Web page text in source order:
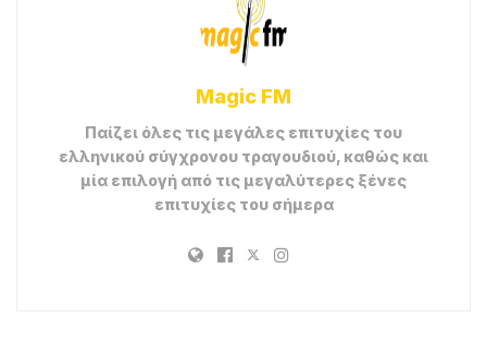
Magic FM
Παίζει όλες τις μεγάλες επιτυχίες του
ελληνικού σύγχρονου τραγουδιού, καθώς και
μία επιλογή από τις μεγαλύτερες ξένες
επιτυχίες του σήμερα